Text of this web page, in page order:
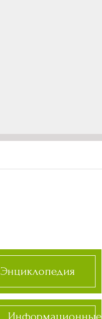
Энциклопедия
Информационные